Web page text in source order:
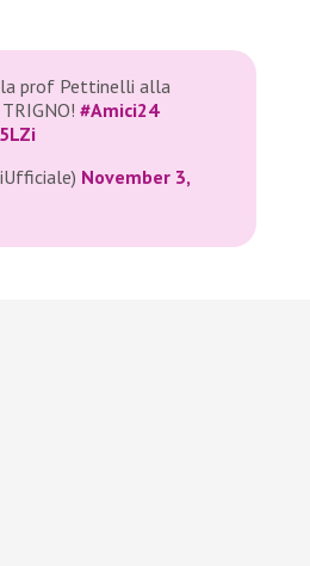
prof Pettinelli alla
#Amici24
November 3,